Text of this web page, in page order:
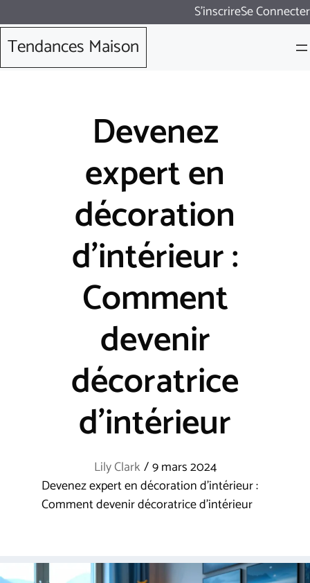
au
contenu
S'inscrireSe Connecter
Tendances Maison
Devenez
expert en
décoration
d’intérieur :
Comment
devenir
décoratrice
d’intérieur
Lily Clark/9 mars 2024
Devenez expert en décoration d’intérieur :
Comment devenir décoratrice d’intérieur